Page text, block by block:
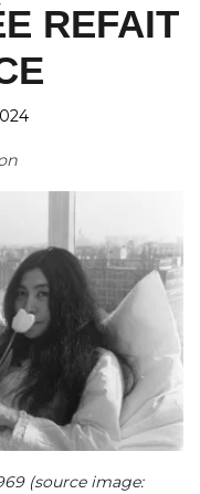
REFAIT
(source image: